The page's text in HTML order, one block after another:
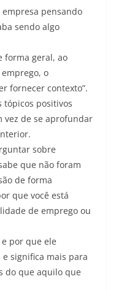
pensando
sendo algo
forma geral, ao
o
fornecer contexto”.
tópicos positivos
vez de se aprofundar
sobre
que não foram
de forma
que você está
de emprego ou
por que ele
significa mais para
do que aquilo que